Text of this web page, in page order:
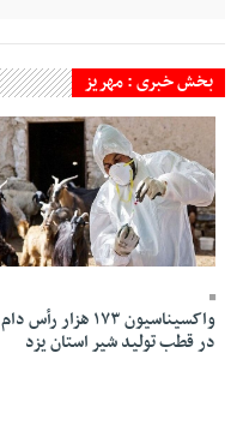
بخش خبری : مهریز
28 Tir 1405 - 22:16
واکسیناسیون ۱۷۳ هزار رأس دام
در قطب تولید شیر استان یزد